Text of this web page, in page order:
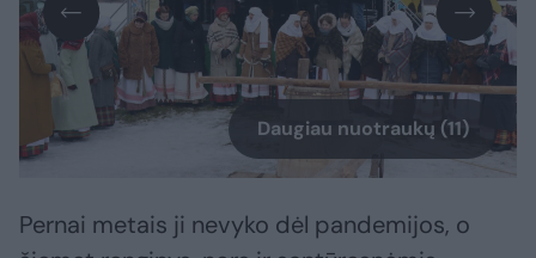
Daugiau nuotraukų (11)
Pernai metais ji nevyko dėl pandemijos, o